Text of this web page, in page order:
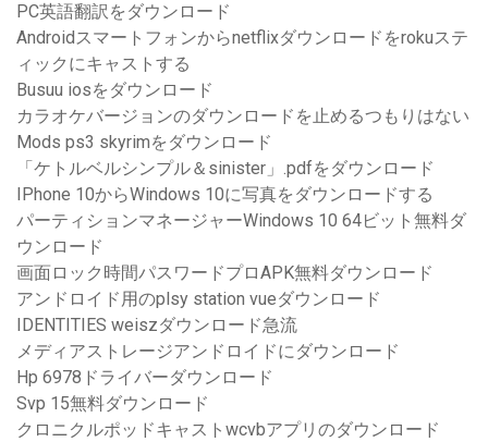
PC英語翻訳をダウンロード
Androidスマートフォンからnetflixダウンロードをrokuステ
ィックにキャストする
Busuu iosをダウンロード
カラオケバージョンのダウンロードを止めるつもりはない
Mods ps3 skyrimをダウンロード
「ケトルベルシンプル＆sinister」.pdfをダウンロード
IPhone 10からWindows 10に写真をダウンロードする
パーティションマネージャーWindows 10 64ビット無料ダ
ウンロード
画面ロック時間パスワードプロAPK無料ダウンロード
アンドロイド用のplsy station vueダウンロード
IDENTITIES weiszダウンロード急流
メディアストレージアンドロイドにダウンロード
Hp 6978ドライバーダウンロード
Svp 15無料ダウンロード
クロニクルポッドキャストwcvbアプリのダウンロード